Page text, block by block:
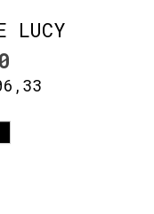
LUCY